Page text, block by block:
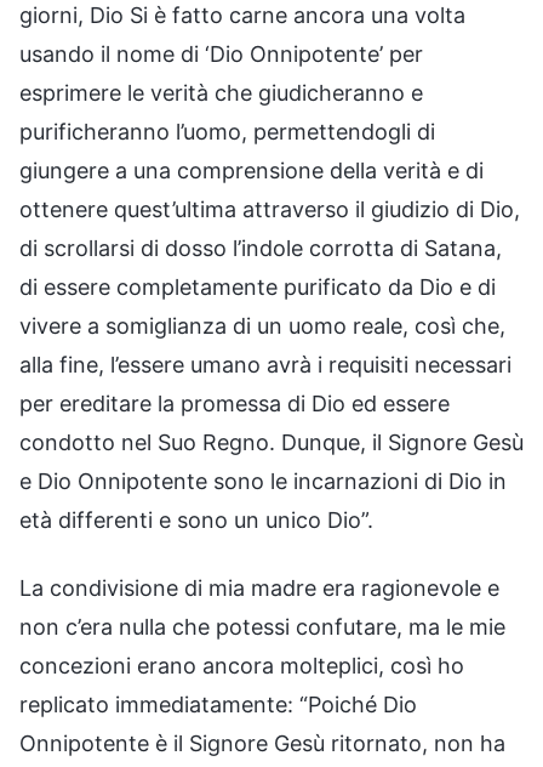
giorni, Dio Si è fatto carne ancora una volta
usando il nome di ‘Dio Onnipotente’ per
esprimere le verità che giudicheranno e
purificheranno l’uomo, permettendogli di
giungere a una comprensione della verità e di
ottenere quest’ultima attraverso il giudizio di Dio,
di scrollarsi di dosso l’indole corrotta di Satana,
di essere completamente purificato da Dio e di
vivere a somiglianza di un uomo reale, così che,
alla fine, l’essere umano avrà i requisiti necessari
per ereditare la promessa di Dio ed essere
condotto nel Suo Regno. Dunque, il Signore Gesù
e Dio Onnipotente sono le incarnazioni di Dio in
età differenti e sono un unico Dio”.
La condivisione di mia madre era ragionevole e
non c’era nulla che potessi confutare, ma le mie
concezioni erano ancora molteplici, così ho
replicato immediatamente: “Poiché Dio
Onnipotente è il Signore Gesù ritornato, non ha